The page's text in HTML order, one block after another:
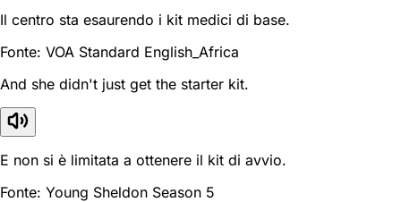
Il centro sta esaurendo i kit medici di base.
Fonte: VOA Standard English_Africa
And she didn't just get the starter kit.
E non si è limitata a ottenere il kit di avvio.
Fonte: Young Sheldon Season 5